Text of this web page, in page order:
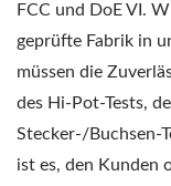
FCC und DoE VI.
geprüfte Fabrik in
müssen die
des Hi-Pot-Tests,
Stecker-/Buchsen-
ist es, den Kunden